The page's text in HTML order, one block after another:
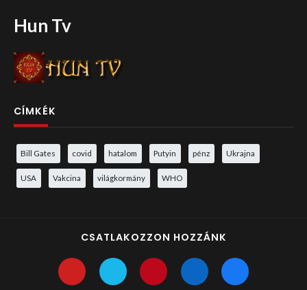
Hun Tv
CÍMKÉK
Bill Gates covid hatalom Putyin pénz Ukrajna
USA Vakcina világkormány WHO
CSATLAKOZZON HOZZÁNK